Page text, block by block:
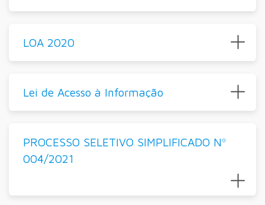
LOA 2020
Lei de Acesso à Informação
PROCESSO SELETIVO SIMPLIFICADO Nº
004/2021